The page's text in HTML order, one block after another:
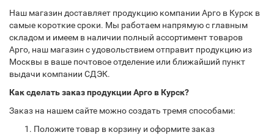
Наш магазин доставляет продукцию компании Арго в Курск в
самые короткие сроки. Мы работаем напрямую с главным
складом и имеем в наличии полный ассортимент товаров
Арго, наш магазин с удовольствием отправит продукцию из
Москвы в ваше почтовое отделение или ближайший пункт
выдачи компании СДЭК.
Как сделать заказ продукции Арго в Курск?
Заказ на нашем сайте можно создать тремя способами:
Положите товар в корзину и оформите заказ